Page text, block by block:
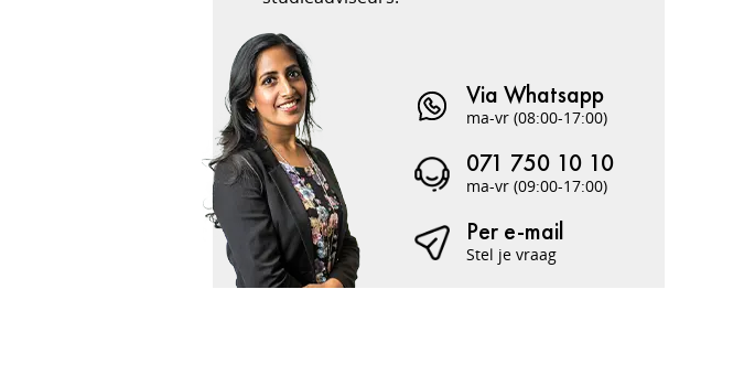
Via Whatsapp
ma-vr (08:00-17:00)
071 750 10 10
ma-vr (09:00-17:00)
Per e-mail
Stel je vraag